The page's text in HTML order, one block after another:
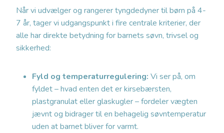
Når vi udvælger og rangerer tyngdedyner til børn på 4-
7 år, tager vi udgangspunkt i fire centrale kriterier, der
alle har direkte betydning for barnets søvn, trivsel og
sikkerhed:
Fyld og temperaturregulering: Vi ser på, om
fyldet – hvad enten det er kirsebærsten,
plastgranulat eller glaskugler – fordeler vægten
jævnt og bidrager til en behagelig søvntemperatur
uden at barnet bliver for varmt.